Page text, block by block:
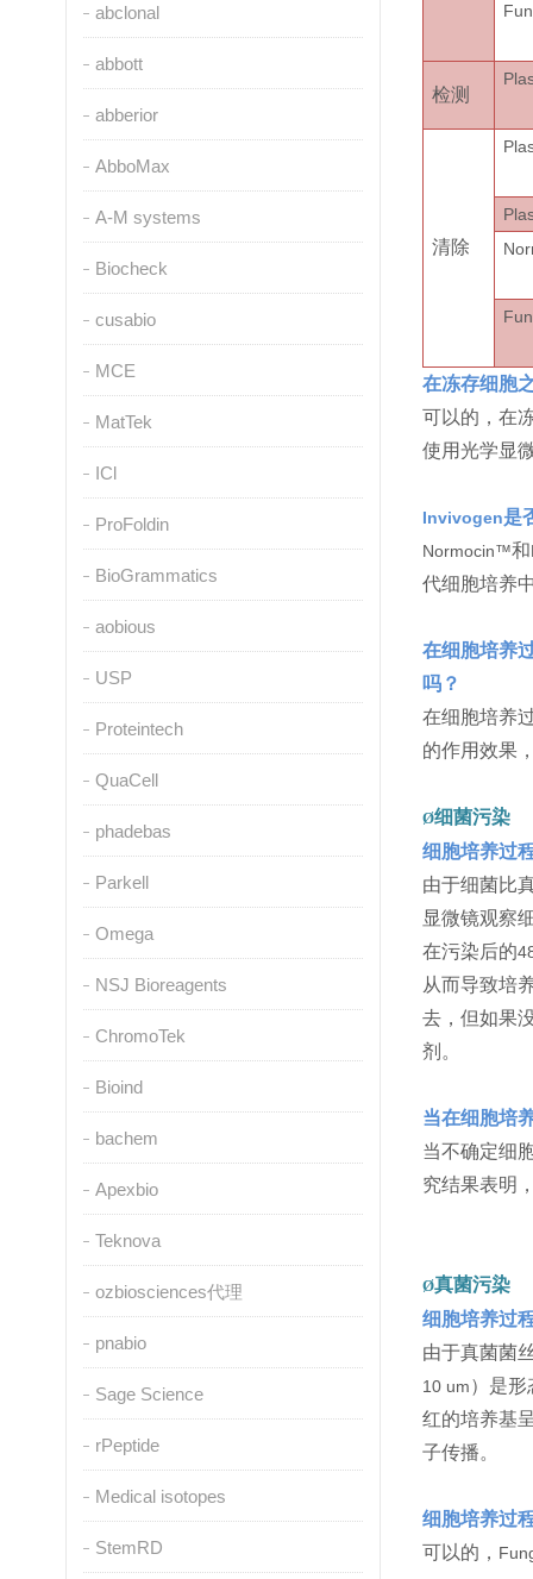
abclonal
abbott
abberior
AbboMax
A-M systems
Biocheck
cusabio
MCE
MatTek
ICl
ProFoldin
BioGrammatics
aobious
USP
Proteintech
QuaCell
phadebas
Parkell
Omega
NSJ Bioreagents
ChromoTek
Bioind
bachem
Apexbio
Teknova
ozbiosciences代理
pnabio
Sage Science
rPeptide
Medical isotopes
StemRD
检测
清除
在冻存细胞
可以的，在
使用光学显
Invivogen是
Normocin™和
代细胞培养
在细胞培养
吗？
在细胞培养
的作用效果
Ø细菌污染
细胞培养过
由于细菌比
显微镜观察
在污染后的
从而导致培
去，但如果
剂。
当在细胞培
当不确定细
究结果表明
Ø真菌污染
细胞培养过
由于真菌菌
10 um）是
红的培养基
子传播。
细胞培养过
可以的，